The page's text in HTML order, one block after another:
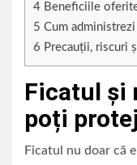
4 Beneficiile
5 Cum
6 Precauții, riscuri
Ficatul și
poți
Ficatul nu doar că